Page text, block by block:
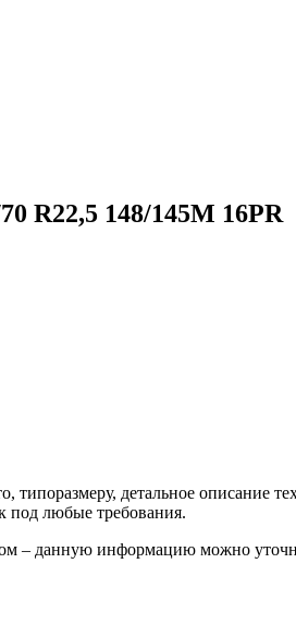
R22,5 148/145M 16PR
детальное описание
под любые требования.
– данную информацию можно